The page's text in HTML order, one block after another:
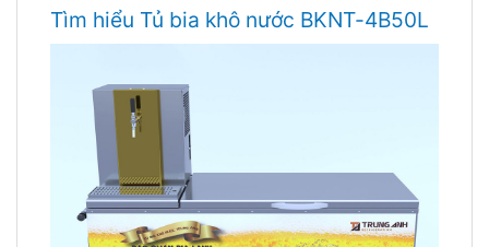
Tìm hiểu Tủ bia khô nước BKNT-4B50L